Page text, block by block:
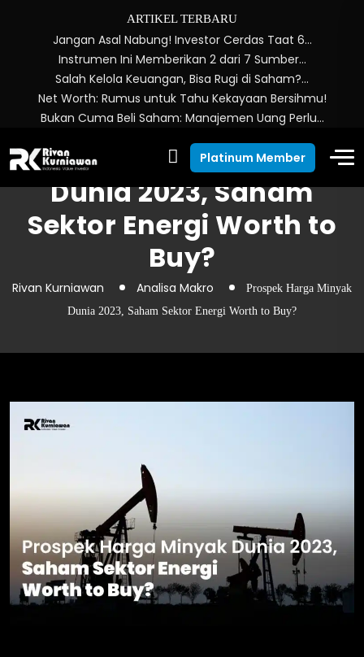
ARTIKEL TERBARU
Jangan Asal Nabung! Investor Cerdas Taat 6…
Instrumen Ini Memberikan 2 dari 7 Sumber…
Salah Kelola Keuangan, Bisa Rugi di Saham?…
Net Worth: Rumus untuk Tahu Kekayaan Bersihmu!
Bukan Cuma Beli Saham: Manajemen Uang Perlu…
Platinum Member
Prospek Harga Minyak
Dunia 2023, Saham
Sektor Energi Worth to
Buy?
Rivan Kurniawan Analisa Makro
Prospek Harga Minyak
Dunia 2023, Saham Sektor Energi Worth to Buy?